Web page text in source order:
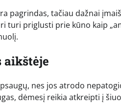
pagrindas, tačiau dažnai
turi priglusti prie kūno kaip
aikštėje
nes jos atrodo
dėmesį reikia atkreipti į